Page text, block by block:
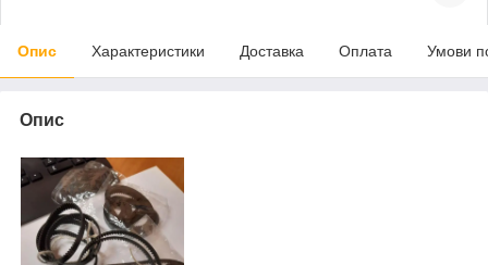
Опис Характеристики Доставка Оплата Умови
Опис